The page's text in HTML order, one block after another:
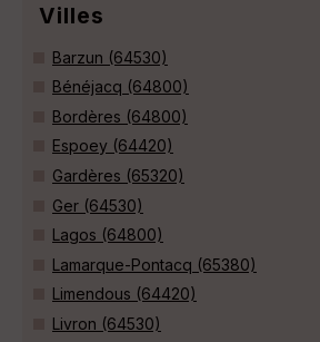
Villes
Barzun (64530)
Bénéjacq (64800)
Bordères (64800)
Espoey (64420)
Gardères (65320)
Ger (64530)
Lagos (64800)
Lamarque-Pontacq (65380)
Limendous (64420)
Livron (64530)